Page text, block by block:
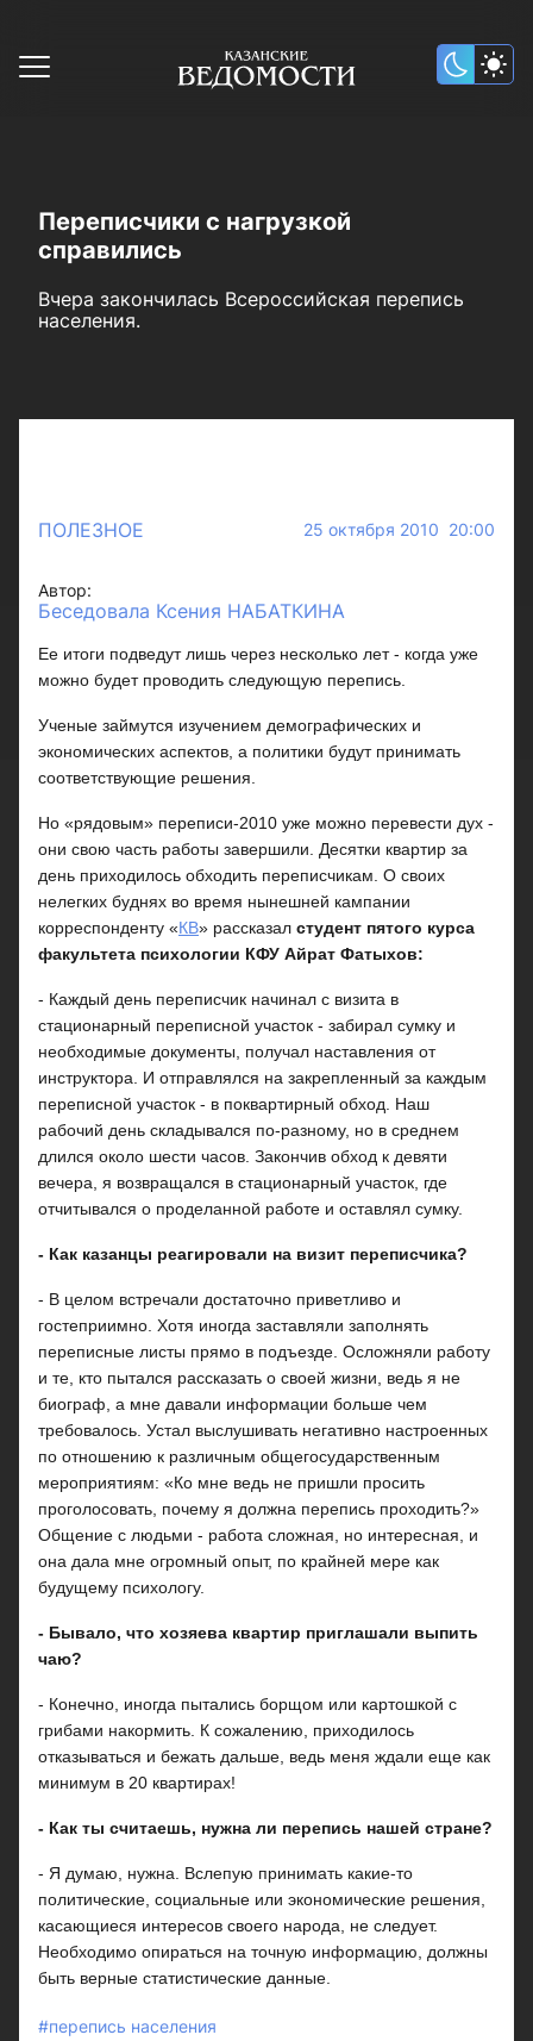
Переписчики с нагрузкой
справились
Вчера закончилась Всероссийская перепись
населения.
ПОЛЕЗНОЕ 25 октября 2010 20:00
Автор:
Беседовала Ксения НАБАТКИНА
Ее итоги подведут лишь через несколько лет - когда уже
можно будет проводить следующую перепись.
Ученые займутся изучением демографических и
экономических аспектов, а политики будут принимать
соответствующие решения.
Но «рядовым» переписи-2010 уже можно перевести дух -
они свою часть работы завершили. Десятки квартир за
день приходилось обходить переписчикам. О своих
нелегких буднях во время нынешней кампании
корреспонденту «КВ» рассказал студент пятого курса
факультета психологии КФУ Айрат Фатыхов:
- Каждый день переписчик начинал с визита в
стационарный переписной участок - забирал сумку и
необходимые документы, получал наставления от
инструктора. И отправлялся на закрепленный за каждым
переписной участок - в поквартирный обход. Наш
рабочий день складывался по-разному, но в среднем
длился около шести часов. Закончив обход к девяти
вечера, я возвращался в стационарный участок, где
отчитывался о проделанной работе и оставлял сумку.
- Как казанцы реагировали на визит переписчика?
- В целом встречали достаточно приветливо и
гостеприимно. Хотя иногда заставляли заполнять
переписные листы прямо в подъезде. Осложняли работу
и те, кто пытался рассказать о своей жизни, ведь я не
биограф, а мне давали информации больше чем
требовалось. Устал выслушивать негативно настроенных
по отношению к различным общегосударственным
мероприятиям: «Ко мне ведь не пришли просить
проголосовать, почему я должна перепись проходить?»
Общение с людьми - работа сложная, но интересная, и
она дала мне огромный опыт, по крайней мере как
будущему психологу.
- Бывало, что хозяева квартир приглашали выпить
чаю?
- Конечно, иногда пытались борщом или картошкой с
грибами накормить. К сожалению, приходилось
отказываться и бежать дальше, ведь меня ждали еще как
минимум в 20 квартирах!
- Как ты считаешь, нужна ли перепись нашей стране?
- Я думаю, нужна. Вслепую принимать какие-то
политические, социальные или экономические решения,
касающиеся интересов своего народа, не следует.
Необходимо опираться на точную информацию, должны
быть верные статистические данные.
#перепись населения